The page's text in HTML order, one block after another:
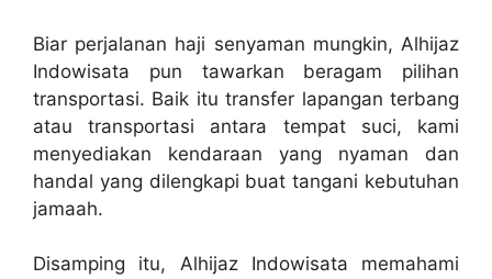
Biar perjalanan haji senyaman mungkin, Alhijaz
Indowisata pun tawarkan beragam pilihan
transportasi. Baik itu transfer lapangan terbang
atau transportasi antara tempat suci, kami
menyediakan kendaraan yang nyaman dan
handal yang dilengkapi buat tangani kebutuhan
jamaah.
Disamping itu, Alhijaz Indowisata memahami